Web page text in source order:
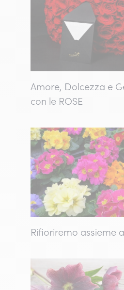
Amore, Dolcezza e
con le ROSE
Rifioriremo assieme